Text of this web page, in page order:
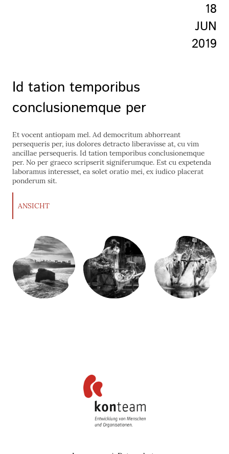
18
JUN
2019
Id tation temporibus
conclusionemque per
Et vocent antiopam mel. Ad democritum abhorreant
persequeris per, ius dolores detracto liberavisse at, cu vim
ancillae persequeris. Id tation temporibus conclusionemque
per. No per graeco scripserit signiferumque. Est cu expetenda
laboramus interesset, ea solet oratio mei, ex iudico placerat
ponderum sit.
ANSICHT